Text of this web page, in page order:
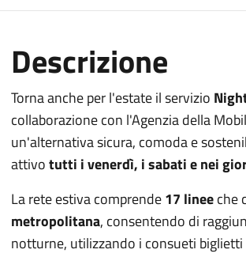
Descrizione
Torna anche per l'estate il servizio
collaborazione con l'Agenzia della
un'alternativa sicura, comoda e
attivotutti i venerdì, i sabati e nei
La rete estiva comprende17 lineeche
metropolitana, consentendo di
notturne, utilizzando i consueti